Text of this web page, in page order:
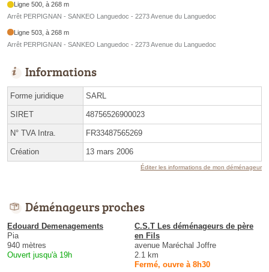
Ligne 500, à 268 m
Arrêt PERPIGNAN - SANKEO Languedoc - 2273 Avenue du Languedoc
Ligne 503, à 268 m
Arrêt PERPIGNAN - SANKEO Languedoc - 2273 Avenue du Languedoc
Informations
Forme juridique SARL
SIRET 48756526900023
N° TVA Intra. FR33487565269
Création 13 mars 2006
Éditer les informations de mon déménageur
Déménageurs proches
Edouard Demenagements
Pia
940 mètres
Ouvert jusqu'à 19h
C.S.T Les déménageurs de père
en Fils
avenue Maréchal Joffre
2.1 km
Fermé, ouvre à 8h30